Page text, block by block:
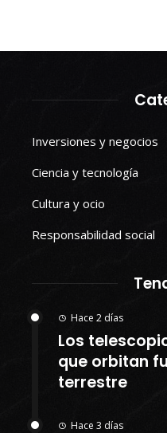
Inversiones y negocios
Ciencia y tecnología
Cultura y ocio
Responsabilidad social
Hace 2 días
Los
que orbitan
terrestre
Hace 3 días